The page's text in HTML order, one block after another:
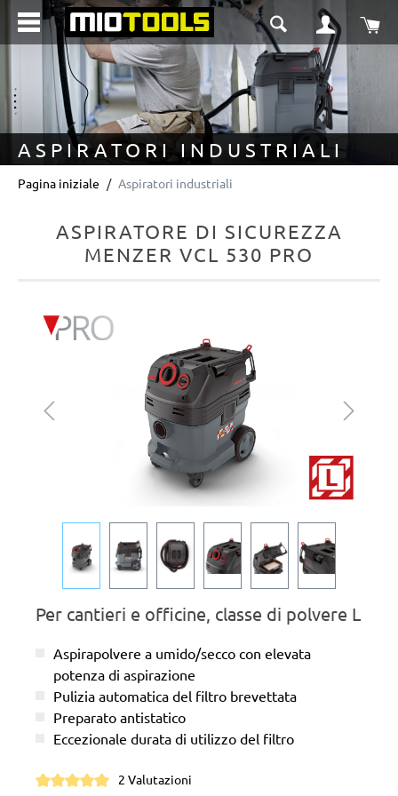
principale Il
ASPIRATORI INDUSTRIALI
Pagina iniziale Aspiratori industriali
ASPIRATORE DI SICUREZZA
MENZER VCL 530 PRO
Salta la galleria di immagini
Per cantieri e officine, classe di polvere L
Aspirapolvere a umido/secco con elevata
potenza di aspirazione
Pulizia automatica del filtro brevettata
Preparato antistatico
Eccezionale durata di utilizzo del filtro
2 Valutazioni